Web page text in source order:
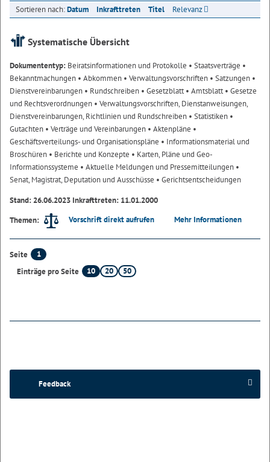
Sortieren nach:Datum Inkrafttreten Titel Relevanz
Systematische Übersicht
Dokumententyp: Beiratsinformationen und Protokolle • Staatsverträge •
Bekanntmachungen • Abkommen • Verwaltungsvorschriften • Satzungen •
Dienstvereinbarungen • Rundschreiben • Gesetzblatt• Amtsblatt• Gesetze
und Rechtsverordnungen • Verwaltungsvorschriften, Dienstanweisungen,
Dienstvereinbarungen, Richtlinien und Rundschreiben • Statistiken •
Gutachten • Verträge und Vereinbarungen • Aktenpläne •
Geschäftsverteilungs- und Organisationspläne • Informationsmaterial und
Broschüren • Berichte und Konzepte • Karten, Pläne und Geo-
Informationssysteme • Aktuelle Meldungen und Pressemitteilungen •
Senat, Magistrat, Deputation und Ausschüsse • Gerichtsentscheidungen
Stand: 26.06.2023 Inkrafttreten: 11.01.2000
Themen:
Vorschrift direkt aufrufen Mehr Informationen
Seite
1
Einträge pro Seite
10 20 50
Feedback